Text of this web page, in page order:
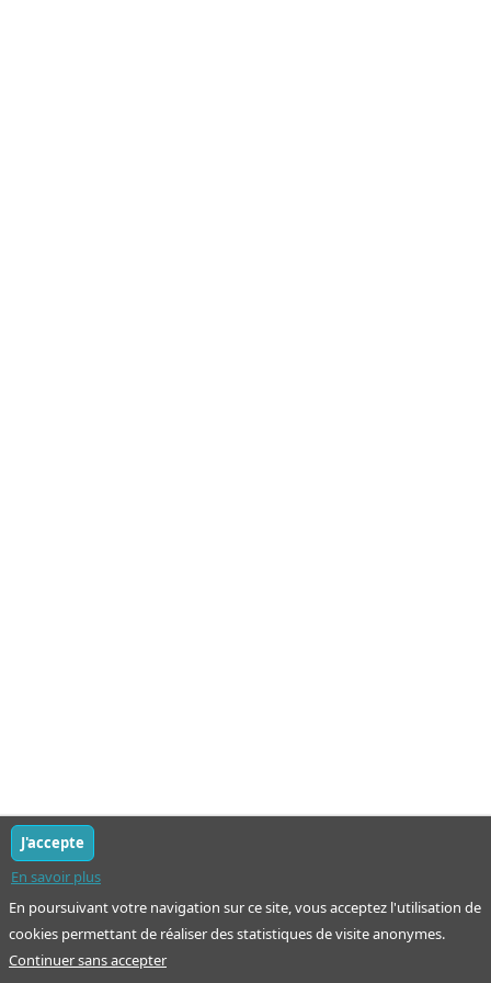
En poursuivant votre navigation sur ce site, vous acceptez l'utilisation de
cookies permettant de réaliser des statistiques de visite anonymes.
En savoir plus
J'accepte
Continuer sans accepter